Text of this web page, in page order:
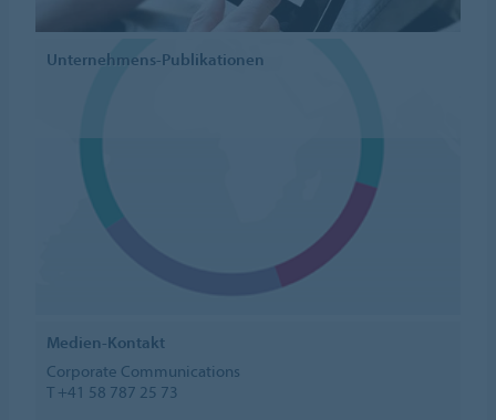
Unternehmens-Publikationen
Medien-Kontakt
Corporate Communications
T +41 58 787 25 73